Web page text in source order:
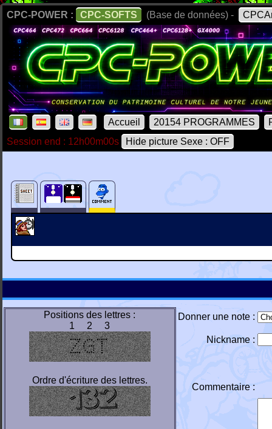
CPC-POWER : CPC-SOFTS (Base de données) -
Accueil 20154 PROGRAMMES
Session end : 12h00m00s
Hide picture Sexe : OFF
Positions des lettres :
1 2 3
Ordre d'écriture des lettres.
Donner une note :
Nickname :
Commentaire :